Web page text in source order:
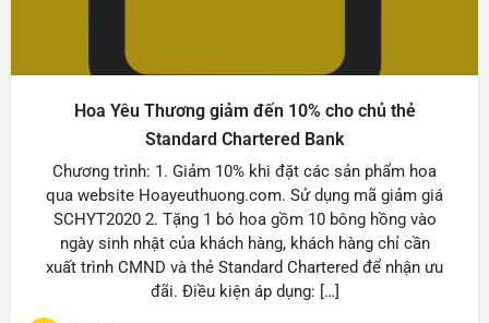
Hoa Yêu Thương giảm đến 10% cho chủ thẻ
Standard Chartered Bank
Chương trình: 1. Giảm 10% khi đặt các sản phẩm hoa
qua website Hoayeuthuong.com. Sử dụng mã giảm giá
SCHYT2020 2. Tặng 1 bó hoa gồm 10 bông hồng vào
ngày sinh nhật của khách hàng, khách hàng chỉ cần
xuất trình CMND và thẻ Standard Chartered để nhận ưu
đãi. Điều kiện áp dụng: […]